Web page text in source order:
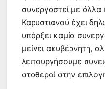
συνεργαστεί με
Καρυστιανού έχει
υπάρξει καμία
μείνει ακυβέρνητη,
λειτουργήσουμε
σταθεροί στην